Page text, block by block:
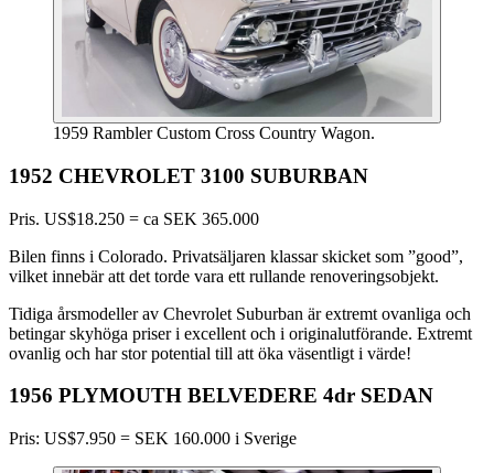
1959 Rambler Custom Cross Country Wagon.
1952 CHEVROLET 3100 SUBURBAN
Pris. US$18.250 = ca SEK 365.000
Bilen finns i Colorado. Privatsäljaren klassar skicket som ”good”,
vilket innebär att det torde vara ett rullande renoveringsobjekt.
Tidiga årsmodeller av Chevrolet Suburban är extremt ovanliga och
betingar skyhöga priser i excellent och i originalutförande. Extremt
ovanlig och har stor potential till att öka väsentligt i värde!
1956 PLYMOUTH BELVEDERE 4dr SEDAN
Pris: US$7.950 = SEK 160.000 i Sverige